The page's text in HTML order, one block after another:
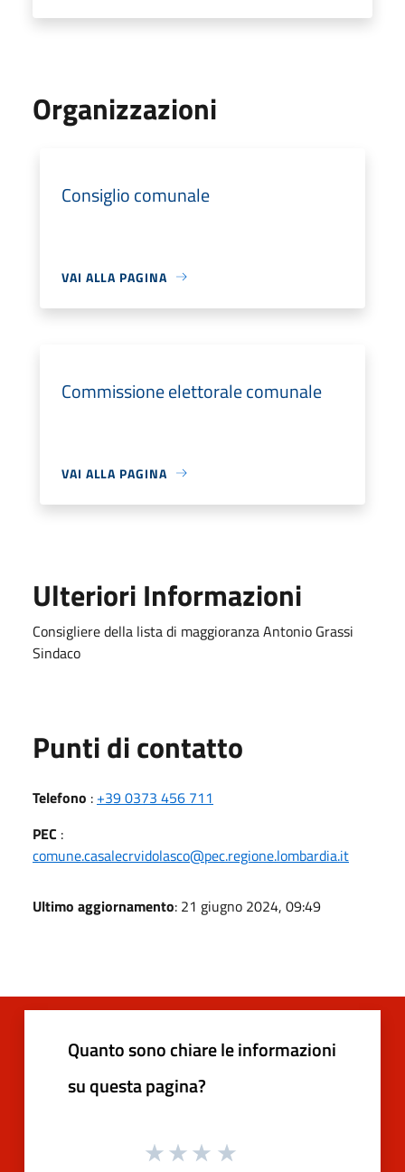
Organizzazioni
Consiglio comunale
VAI ALLA PAGINA
Commissione elettorale comunale
VAI ALLA PAGINA
Ulteriori Informazioni
Consigliere della lista di maggioranza Antonio Grassi
Sindaco
Punti di contatto
Telefono : +39 0373 456 711
PEC :
comune.casalecrvidolasco@pec.regione.lombardia.it
Ultimo aggiornamento: 21 giugno 2024, 09:49
Quanto sono chiare le informazioni
su questa pagina?